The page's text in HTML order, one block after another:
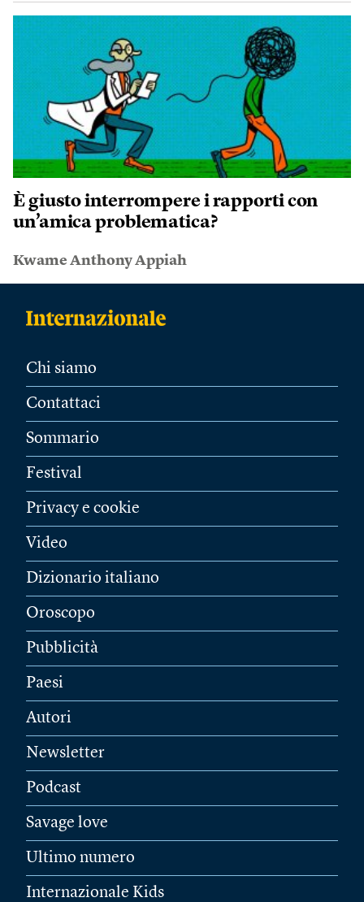
È giusto interrompere i rapporti con
un’amica problematica?
Kwame Anthony Appiah
Chi siamo
Contattaci
Sommario
Festival
Privacy e cookie
Video
Dizionario italiano
Oroscopo
Pubblicità
Paesi
Autori
Newsletter
Podcast
Savage love
Ultimo numero
Internazionale Kids